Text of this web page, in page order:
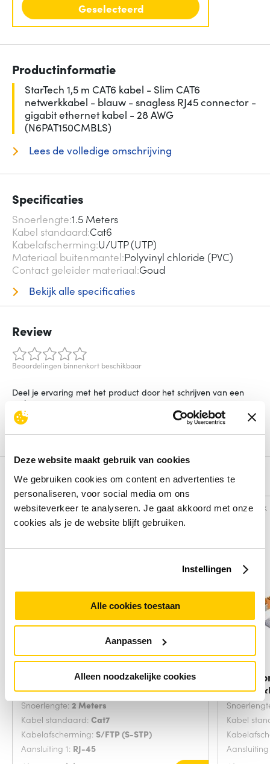
Deze website maakt gebruik van cookies
We gebruiken cookies om content en advertenties te
personaliseren, voor social media om ons
websiteverkeer te analyseren. Je gaat akkoord met onze
cookies als je de website blijft gebruiken.
Instellingen
Alle cookies toestaan
Aanpassen
Alleen noodzakelijke cookies
Geselecteerd
Productinformatie
StarTech 1,5 m CAT6 kabel - Slim CAT6
netwerkkabel - blauw - snagless RJ45 connector -
gigabit ethernet kabel - 28 AWG
(N6PAT150CMBLS)
Lees de volledige omschrijving
Specificaties
Snoerlengte 1.5 Meters
Kabel standaard Cat6
Kabelafscherming U/UTP (UTP)
Materiaal buitenmantel Polyvinyl chloride (PVC)
Contact geleider materiaal Goud
Bekijk alle specificaties
Review
Beoordelingen binnenkort beschikbaar
Deel je ervaring met het product door het schrijven van een
review.
Schrijf een review
Alternatieven
Vergelijk
Microconnect SFTP702G
netwerkkabel Groen 2
Snoerlengte: 2 Meters
Kabel standaard: Cat7
Kabelafscherming: S/FTP (S-STP)
Aansluiting 1: RJ-45
Vergelijk
Kabel